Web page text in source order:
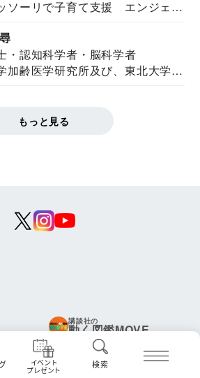
イベント
プレゼント
検索
研究所所長
ソーリで子育て支援 エンジェル
・認知科学者・脳科学者
加齢医学研究所及び、東北大学大
もっと見る
講談社の
動く図鑑MOVE
TELEMAGA.net
えほん通信